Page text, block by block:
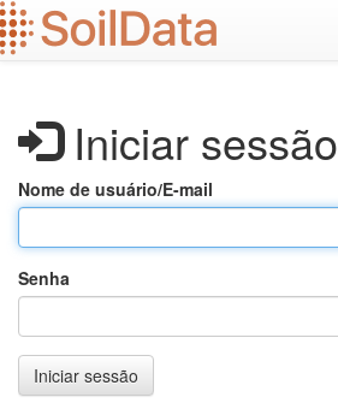
Ir
para
o
Iniciar sessão
Nome de usuário/E-mail
Senha
Iniciar sessão